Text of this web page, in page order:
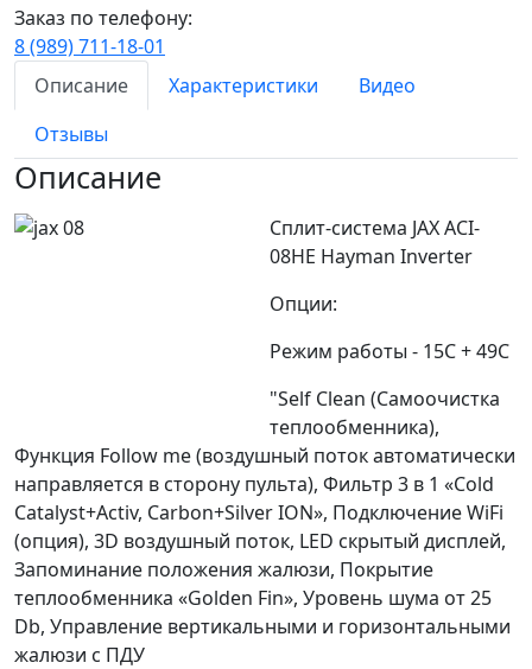
Заказ по телефону:
8 (989) 711-18-01
Описание
Характеристики
Видео
Отзывы
Описание
Сплит-система JAX ACI-
08HE Hayman Inverter
Опции:
Режим работы - 15С + 49С
"Self Clean (Самоочистка
теплообменника),
Функция Follow me (воздушный поток автоматически
направляется в сторону пульта), Фильтр 3 в 1 «Cold
Catalyst+Activ, Carbon+Silver ION», Подключение WiFi
(опция), 3D воздушный поток, LED скрытый дисплей,
Запоминание положения жалюзи, Покрытие
теплообменника «Golden Fin», Уровень шума от 25
Db, Управление вертикальными и горизонтальными
жалюзи с ПДУ